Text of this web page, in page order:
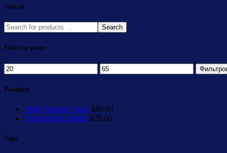
Search
Search
Filter by price
Products
High Isolated Chair $85.00
Purple Baby Bottle $20.00
Tags